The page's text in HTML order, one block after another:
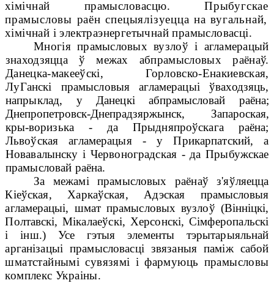
хімічнай прамысловасцю.Прыбугскае
прамысловы раён спецыялізуецца на вугальнай,
хімічнай і электраэнергетычнай прамысловасці.
Многія прамысловых вузлоў і агламерацый
знаходзяцца ў межах абпрамысловых раёнаў.
Данецка-макееўскі,Горловско-Енакиевская,
ЛуГанскі прамысловыя агламерацыі ўваходзяць,
напрыклад, у Данецкі абпрамысловай раёна;
Днепропетровск-Днепрадзяржынск, Запароская,
кры-воризька - да Прыдняпроўскага раёна;
Львоўская агламерацыя - у Прикарпатский, а
Новавалынску і Червоноградская - даПрыбужскае
прамысловай раёна.
За межамі прамысловых раёнаў з'яўляецца
Кіеўская, Харкаўская, Адэская прамысловыя
агламерацыі, шмат прамысловых вузлоў (Вінніцкі,
Полтавскі, Мікалаеўскі, Херсонскі, Сімферопальскі
і інш.) Усе гэтыяэлементы тэрытарыяльнай
арганізацыі прамысловасці звязаныя паміж сабой
шматстайнымі сувязямі і фармуюць прамысловы
комплекс Украіны.